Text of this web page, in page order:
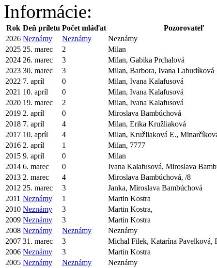
Informácie:
Rok Deň príletu Počet mláďat
Pozorovateľ
2026 Neznámy Neznámy
Neznámy
2025 25. marec 2
Milan
2024 26. marec 3
Milan, Gabika Prchalová
2023 30. marec 3
Milan, Barbora, Ivana Labudíková
2022 7. apríl 0
Milan, Ivana Kalafusová
2021 10. apríl 0
Milan, Ivana Kalafusová
2020 19. marec 2
Milan, Ivana Kalafusová
2019 2. apríl 0
Miroslava Bambúchová
2018 7. apríl 4
Milan, Erika Kružliaková
2017 10. apríl 4
Milan, Kružliaková E.,
2016 2. apríl 1
Milan, 7777
2015 9. apríl 0
Milan
2014 6. marec 0
Ivana Kalafusová, Miroslava
2013 2. marec 4
Miroslava Bambúchová, /8
2012 25. marec 3
Janka, Miroslava Bambúchová
2011 Neznámy 1
Martin Kostra
2010 Neznámy 3
Martin Kostra,
2009 Neznámy 3
Martin Kostra
2008 Neznámy Neznámy
Neznámy
2007 31. marec 3
Michal Filek, Katarína Pavelková,
2006 Neznámy 3
Martin Kostra
2005 Neznámy Neznámy
Neznámy